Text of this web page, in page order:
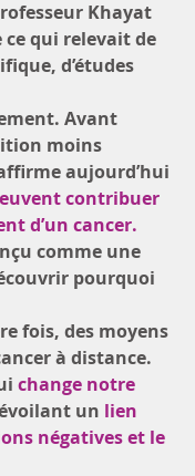
Khayat
ce qui relevait de
d’études
Avant
moins
aujourd’hui
contribuer
d’un cancer.
comme une
pourquoi
fois, des moyens
à distance.
change notre
un lien
négatives et le